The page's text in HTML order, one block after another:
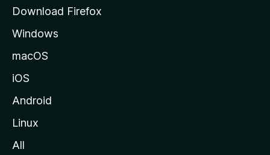
l
d
o
z
l
Download Firefox
Windows
macOS
iOS
Android
Linux
All